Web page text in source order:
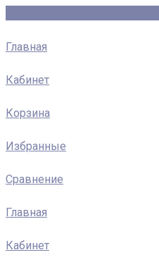
Главная
Кабинет
Корзина
Избранные
Сравнение
Главная
Кабинет